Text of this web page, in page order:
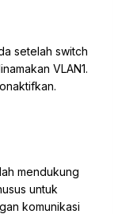
setelah switch
VLAN1.
mendukung
untuk
komunikasi